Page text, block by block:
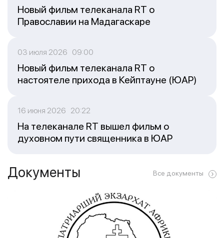
Новый фильм телеканала RT о
Православии на Мадагаскаре
03 июля 2026 09:00
Новый фильм телеканала RT о
настоятеле прихода в Кейптауне (ЮАР)
16 июня 2026 20:22
На телеканале RT вышел фильм о
духовном пути священника в ЮАР
Документы Все документы